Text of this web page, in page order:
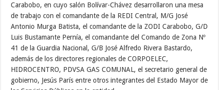
Carabobo, en cuyo salón Bolívar-Chávez desarrollaron una mesa
de trabajo con el comandante de la REDI Central, M/G José
Antonio Murga Batista, el comandante de la ZODI Carabobo, G/D
Luis Bustamante Pernía, el comandante del Comando de Zona Nº
41 de la Guardia Nacional, G/B José Alfredo Rivera Bastardo,
además de los directores regionales de CORPOELEC,
HIDROCENTRO, PDVSA GAS COMUNAL, el secretario general de
gobierno, Jesús París entre otros integrantes del Estado Mayor de